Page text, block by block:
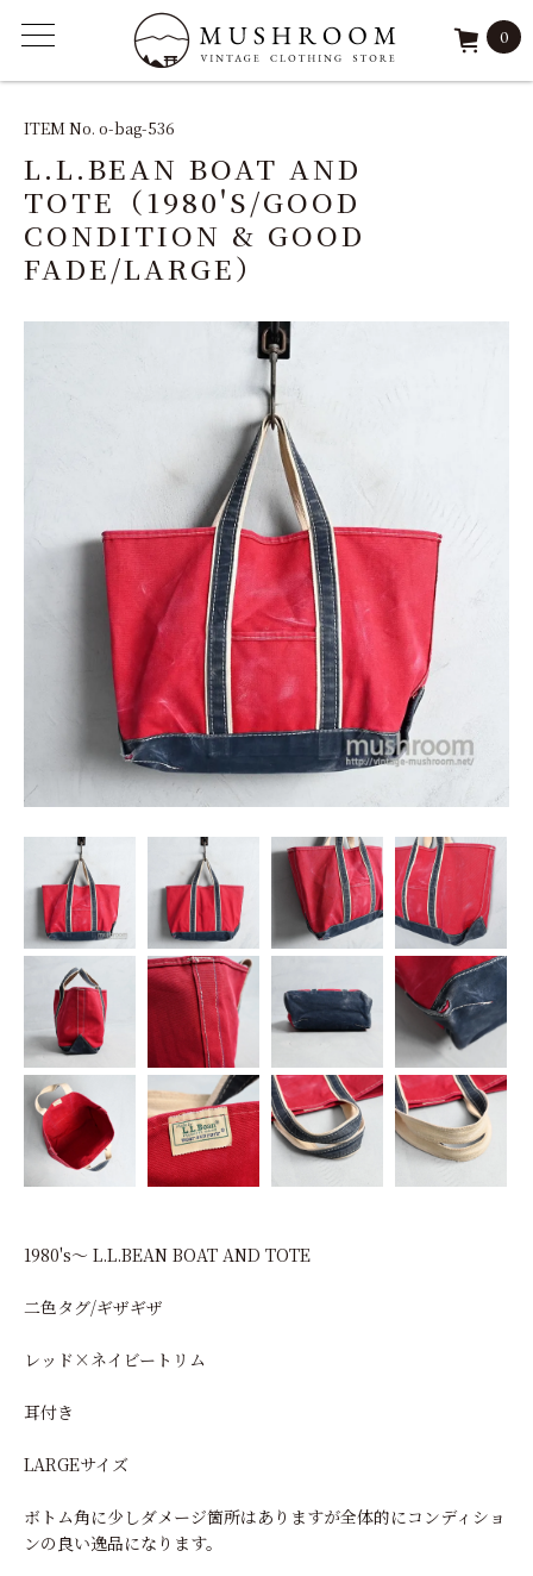
FEATURE
ARCHIVE
SOLD
MY ACCOUNT
0
ITEM No. o-bag-536
L.L.BEAN BOAT AND
TOTE（1980'S/GOOD
CONDITION & GOOD
FADE/LARGE）
1980's～ L.L.BEAN BOAT AND TOTE
二色タグ/ギザギザ
レッド×ネイビートリム
耳付き
LARGEサイズ
ボトム角に少しダメージ箇所はありますが全体的にコンディショ
ンの良い逸品になります。